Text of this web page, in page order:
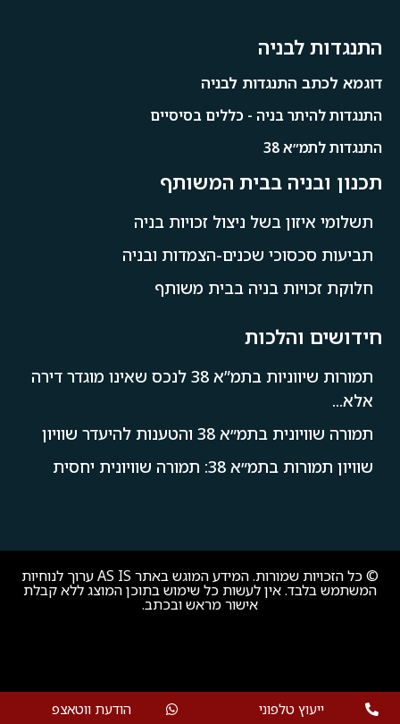
התנגדות לבניה
דוגמא לכתב התנגדות לבניה
התנגדות להיתר בניה - כללים בסיסיים
התנגדות לתמ״א 38
תכנון ובניה בבית המשותף
תשלומי איזון בשל ניצול זכויות בניה
תביעות סכסוכי שכנים-הצמדות ובניה
חלוקת זכויות בניה בבית משותף
חידושים והלכות
תמורות שיווניות בתמ”א 38 לנכס שאינו מוגדר דירה
אלא...
תמורה שוויונית בתמ״א 38 והטענות להיעדר שוויון
שוויון תמורות בתמ״א 38: תמורה שוויונית יחסית
© כל הזכויות שמורות. המידע המוגש באתר AS IS ערוך לנוחיות
המשתמש בלבד. אין לעשות כל שימוש בתוכן המוצג ללא קבלת
אישור מראש ובכתב.
ייעוץ טלפוני הודעת ווטאצפ